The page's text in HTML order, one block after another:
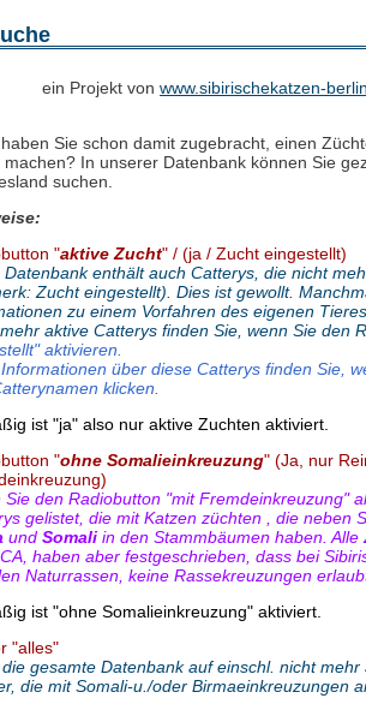
ein Projekt von www.sibirischekatzen-
Sie schon damit zugebracht, einen
machen? In unserer Datenbank können Sie
suchen.
"aktive Zucht" / (ja / Zucht eingestellt)
Datenbank enthält auch Catterys, die nicht
Zucht eingestellt). Dies ist gewollt.
zu einem Vorfahren des eigenen
aktive Catterys finden Sie, wenn Sie den
aktivieren.
über diese Catterys finden Sie,
klicken.
ist "ja" also nur aktive Zuchten aktiviert.
"ohne Somalieinkreuzung" (Ja, nur
Sie den Radiobutton "mit Fremdeinkreuzung"
gelistet, die mit Katzen züchten , die neben
und Somali in den Stammbäumen haben.
haben aber festgeschrieben, dass bei
Naturrassen, keine Rassekreuzungen
ist "ohne Somalieinkreuzung" aktiviert.
"alles"
gesamte Datenbank auf einschl. nicht
die mit Somali-u./oder Birmaeinkreuzungen